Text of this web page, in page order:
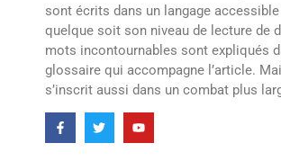
sont écrits dans un langage
quelque soit son niveau de lecture de
mots incontournables sont expliqués
glossaire qui accompagne l’article.
s’inscrit aussi dans un combat plus